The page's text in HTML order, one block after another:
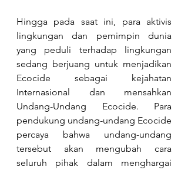
Hingga pada saat ini, para aktivis
lingkungan dan pemimpin dunia
yang peduli terhadap lingkungan
sedang berjuang untuk menjadikan
Ecocide sebagai kejahatan
Internasional dan mensahkan
Undang-Undang Ecocide. Para
pendukung undang-undang Ecocide
percaya bahwa undang-undang
tersebut akan mengubah cara
seluruh pihak dalam menghargai